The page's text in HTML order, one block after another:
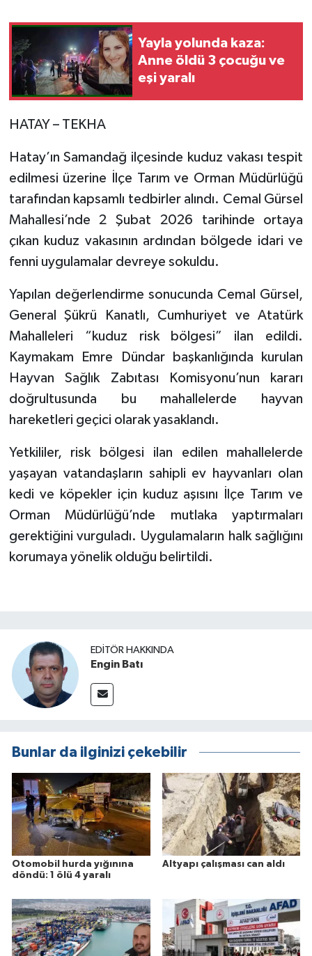
Yayla yolunda kaza:
Anne öldü 3 çocuğu ve
eşi yaralı
HATAY – TEKHA
Hatay’ın Samandağ ilçesinde kuduz vakası tespit
edilmesi üzerine İlçe Tarım ve Orman Müdürlüğü
tarafından kapsamlı tedbirler alındı. Cemal Gürsel
Mahallesi’nde 2 Şubat 2026 tarihinde ortaya
çıkan kuduz vakasının ardından bölgede idari ve
fenni uygulamalar devreye sokuldu.
Yapılan değerlendirme sonucunda Cemal Gürsel,
General Şükrü Kanatlı, Cumhuriyet ve Atatürk
Mahalleleri “kuduz risk bölgesi” ilan edildi.
Kaymakam Emre Dündar başkanlığında kurulan
Hayvan Sağlık Zabıtası Komisyonu’nun kararı
doğrultusunda bu mahallelerde hayvan
hareketleri geçici olarak yasaklandı.
Yetkililer, risk bölgesi ilan edilen mahallelerde
yaşayan vatandaşların sahipli ev hayvanları olan
kedi ve köpekler için kuduz aşısını İlçe Tarım ve
Orman Müdürlüğü’nde mutlaka yaptırmaları
gerektiğini vurguladı. Uygulamaların halk sağlığını
korumaya yönelik olduğu belirtildi.
EDITÖR HAKKINDA
Engin Batı
Bunlar da ilginizi çekebilir
Otomobil hurda yığınına
döndü: 1 ölü 4 yaralı
Altyapı çalışması can aldı